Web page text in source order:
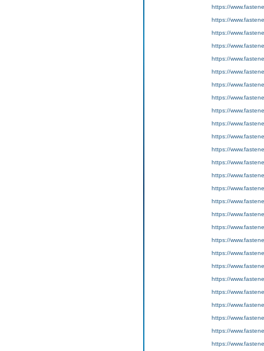
https://
https://
https://
https://
https://
https://
https://
https://
https://
https://
https://
https://
https://
https://
https://
https://
https://
https://
https://
https://
https://
https://
https://
https://
https://
https://
https://